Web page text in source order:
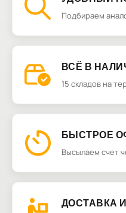
Подбираем
ВСЁ В
15 складов на
БЫСТРОЕ
Высылаем счет
ДОСТАВКА